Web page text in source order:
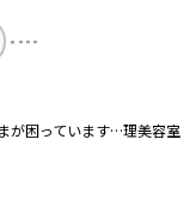
が困っています…理美容室